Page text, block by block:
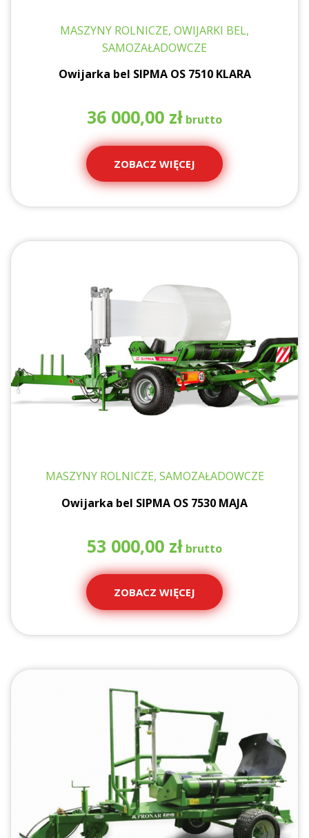
MASZYNY ROLNICZE, OWIJARKI BEL,
SAMOZAŁADOWCZE
Owijarka bel SIPMA OS 7510 KLARA
36 000,00 zł
ZOBACZ WIĘCEJ
MASZYNY ROLNICZE, SAMOZAŁADOWCZE
Owijarka bel SIPMA OS 7530 MAJA
53 000,00 zł
ZOBACZ WIĘCEJ